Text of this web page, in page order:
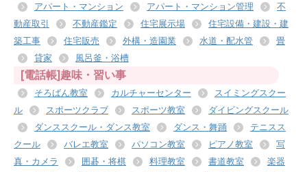
アパート・マンション アパート・マンション管理
不
動産取引
不動産鑑定 住宅展示場
住宅設備・建設・建
築工事
住宅販売 外構・造園業 水道・配水管
畳
貸家
風呂釜・浴槽
[電話帳]趣味・習い事
そろばん教室 カルチャーセンター
スイミングスクー
ル
スポーツクラブ スポーツ教室
ダイビングスクール
ダンススクール・ダンス教室
ダンス・舞踊
テニスス
クール
バレエ教室 パソコン教室 ピアノ教室
写
真・カメラ
囲碁・将棋 料理教室 書道教室
楽器